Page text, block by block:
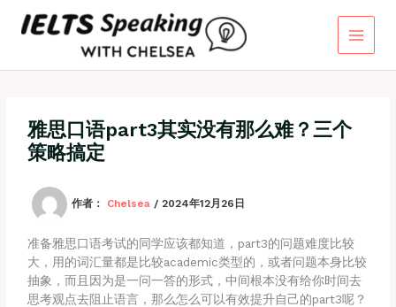
雅思口语part3其实没有那么难？三个
策略搞定
作者： Chelsea / 2024年12月26日
准备雅思口语考试的同学应该都知道，part3的问题难度比较
大，用的词汇量都是比较academic类型的，或者问题本身比较
抽象，而且因为是一问一答的形式，中间根本没有给你时间去
思考观点去阻止语言，那么怎么可以有效提升自己的part3呢？